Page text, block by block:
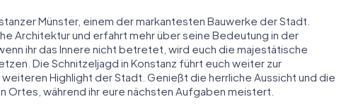
Münster, einem der markantesten Bauwerke der Stadt.
Architektur und erfahrt mehr über seine Bedeutung in der
ihr das Innere nicht betretet, wird euch die majestätische
Die Schnitzeljagd in Konstanz führt euch weiter zur
Highlight der Stadt. Genießt die herrliche Aussicht und die
Ortes, während ihr eure nächsten Aufgaben meistert.